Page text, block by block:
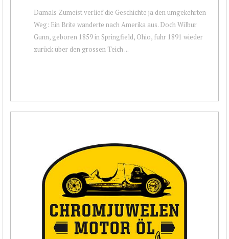
Damals Zumeist verlief die Geschichte ja den umgekehrten
Weg: Ein Brite wanderte nach Amerika aus. Doch Wilbur
Gunn, geboren 1859 in Springfield, Ohio, fuhr 1891 wieder
zurück über den grossen Teich ...